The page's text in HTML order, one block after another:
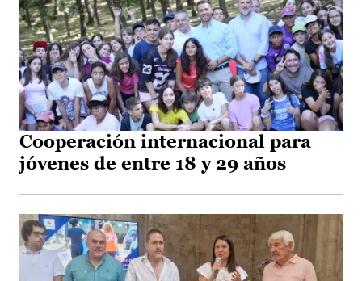
Cooperación internacional para
jóvenes de entre 18 y 29 años